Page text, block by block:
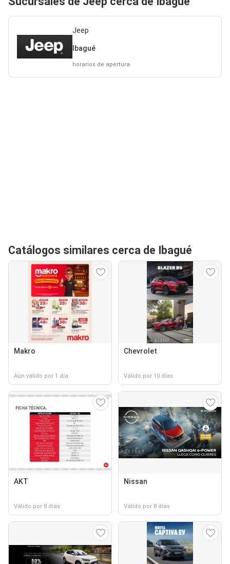
Jeep
Ibagué
horarios de apertura
Catálogos similares cerca de Ibagué
Makro
Aún válido por 1 día
Chevrolet
Válido por 10 días
AKT
Válido por 8 días
Nissan
Válido por 8 días